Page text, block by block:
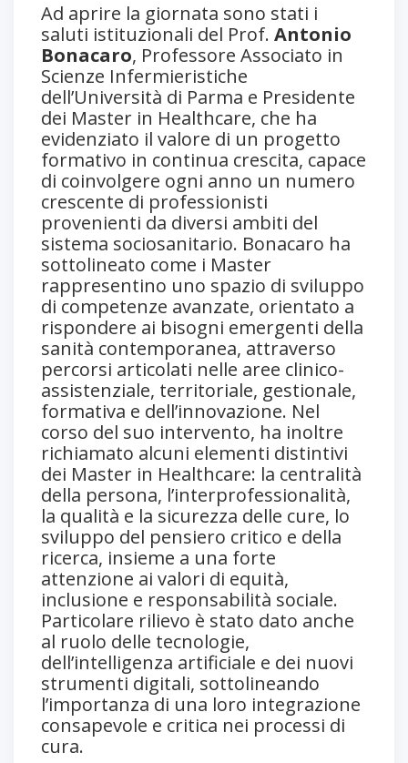
Ad aprire la giornata sono stati i
saluti istituzionali del Prof. Antonio
Bonacaro, Professore Associato in
Scienze Infermieristiche
dell’Università di Parma e Presidente
dei Master in Healthcare, che ha
evidenziato il valore di un progetto
formativo in continua crescita, capace
di coinvolgere ogni anno un numero
crescente di professionisti
provenienti da diversi ambiti del
sistema sociosanitario. Bonacaro ha
sottolineato come i Master
rappresentino uno spazio di sviluppo
di competenze avanzate, orientato a
rispondere ai bisogni emergenti della
sanità contemporanea, attraverso
percorsi articolati nelle aree clinico-
assistenziale, territoriale, gestionale,
formativa e dell’innovazione. Nel
corso del suo intervento, ha inoltre
richiamato alcuni elementi distintivi
dei Master in Healthcare: la centralità
della persona, l’interprofessionalità,
la qualità e la sicurezza delle cure, lo
sviluppo del pensiero critico e della
ricerca, insieme a una forte
attenzione ai valori di equità,
inclusione e responsabilità sociale.
Particolare rilievo è stato dato anche
al ruolo delle tecnologie,
dell’intelligenza artificiale e dei nuovi
strumenti digitali, sottolineando
l’importanza di una loro integrazione
consapevole e critica nei processi di
cura.